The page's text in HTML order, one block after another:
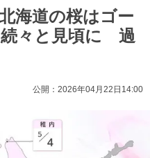
海道の桜はゴー
々と見頃に 過
公開：2026年04月22日14:00